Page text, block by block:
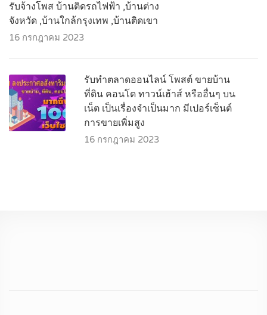
รับจ้างโพส บ้านติดรถไฟฟ้า ,บ้านต่าง
จังหวัด ,บ้านใกล้กรุงเทพ ,บ้านติดเขา
16 กรกฎาคม 2023
รับทำตลาดออนไลน์ โพสต์ ขายบ้าน
ที่ดิน คอนโด ทาวน์เฮ้าส์ หรืออื่นๆ บน
เน็ต เป็นเรื่องจำเป็นมาก มีเปอร์เซ็นต์
การขายเพิ่มสูง
16 กรกฎาคม 2023